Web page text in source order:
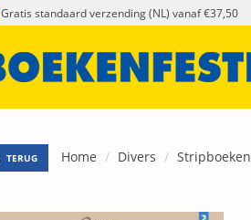
Gratis standaard verzending (NL) vanaf €37,50
TERUG Home Divers Stripboeken